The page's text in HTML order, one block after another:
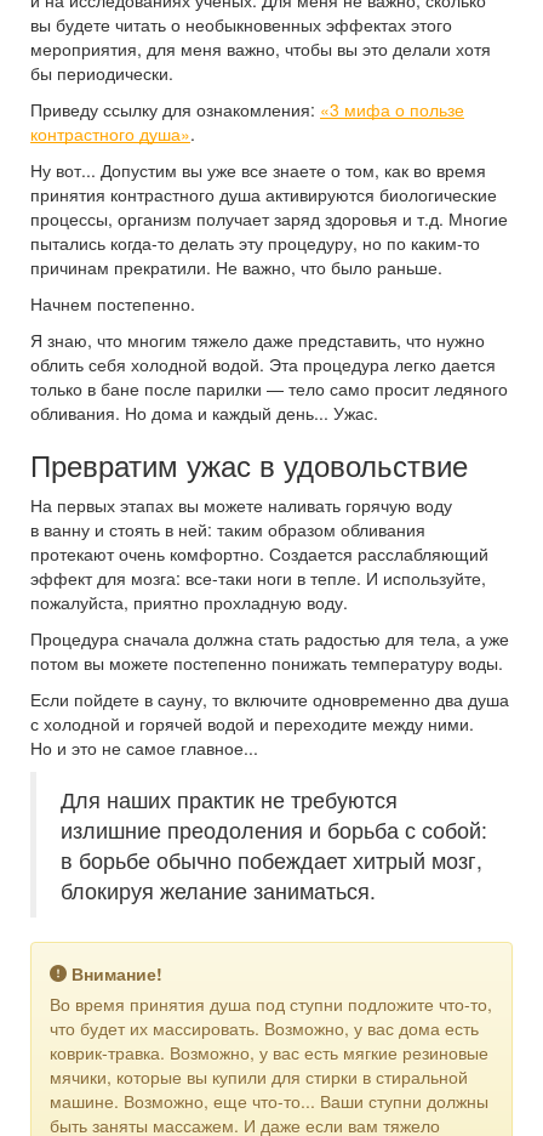
вы будете читать о необыкновенных эффектах этого
мероприятия, для меня важно, чтобы вы это делали хотя
бы периодически.
Приведу ссылку для ознакомления: «3 мифа о пользе
контрастного душа».
Ну вот... Допустим вы уже все знаете о том, как во время
принятия контрастного душа активируются биологические
процессы, организм получает заряд здоровья и т.д. Многие
пытались когда-то делать эту процедуру, но по каким-то
причинам прекратили. Не важно, что было раньше.
Начнем постепенно.
Я знаю, что многим тяжело даже представить, что нужно
облить себя холодной водой. Эта процедура легко дается
только в бане после парилки — тело само просит ледяного
обливания. Но дома и каждый день... Ужас.
Превратим ужас в удовольствие
На первых этапах вы можете наливать горячую воду
в ванну и стоять в ней: таким образом обливания
протекают очень комфортно. Создается расслабляющий
эффект для мозга: все-таки ноги в тепле. И используйте,
пожалуйста, приятно прохладную воду.
Процедура сначала должна стать радостью для тела, а уже
потом вы можете постепенно понижать температуру воды.
Если пойдете в сауну, то включите одновременно два душа
с холодной и горячей водой и переходите между ними.
Но и это не самое главное...
Для наших практик не требуются
излишние преодоления и борьба с собой:
в борьбе обычно побеждает хитрый мозг,
блокируя желание заниматься.
Внимание!
Во время принятия душа под ступни подложите что-то,
что будет их массировать. Возможно, у вас дома есть
коврик-травка. Возможно, у вас есть мягкие резиновые
мячики, которые вы купили для стирки в стиральной
машине. Возможно, еще что-то... Ваши ступни должны
быть заняты массажем. И даже если вам тяжело